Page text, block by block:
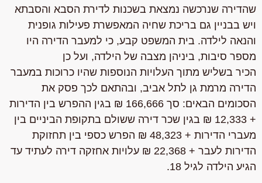
שהדירה שנרכשה נמצאת בשכנות לדירת הסבא והסבתא
ויש בבניין גם בריכת שחיה המאפשרת פעילות גופנית
והנאה לילדה. בית המשפט קבע, כי למעבר הדירה היו
מספר סיבות, ביניהן מצבה של הילדה, ועל כן
הכיר בשליש מתוך העלויות הנוספות שהיו כרוכות במעבר
הדירה מרמת גן לתל אביב, ובהתאם לכך פסק את
הסכומים הבאים: סך 166,666 ₪ בגין ההפרש בין הדירות
+ 12,333 ₪ בגין שכר דירה ששולם בתקופת הביניים בין
מעברי הדירות + 48,323 ₪ הפרש כספי בין תחזוקת
הדירות לעבר + 22,368 ₪ עלויות אחזקה דירה לעתיד עד
הגיע הילדה לגיל 18.